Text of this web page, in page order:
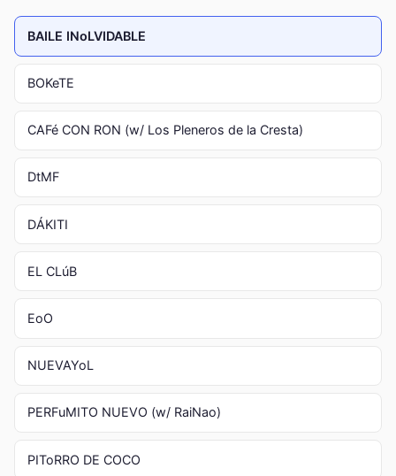
BAILE INoLVIDABLE
BOKeTE
CAFé CON RON (w/ Los Pleneros de la Cresta)
DtMF
DÁKITI
EL CLúB
EoO
NUEVAYoL
PERFuMITO NUEVO (w/ RaiNao)
PIToRRO DE COCO